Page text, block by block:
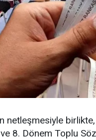
netleşmesiyle birlikte,
8. Dönem Toplu